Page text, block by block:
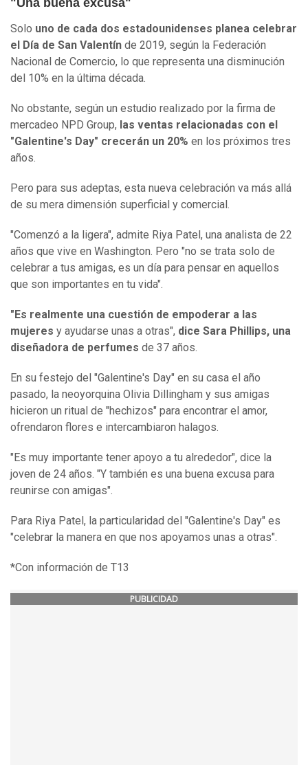
"Una buena excusa"
Solo uno de cada dos estadounidenses planea celebrar
el Día de San Valentín de 2019, según la Federación
Nacional de Comercio, lo que representa una disminución
del 10% en la última década.
No obstante, según un estudio realizado por la firma de
mercadeo NPD Group, las ventas relacionadas con el
"Galentine's Day" crecerán un 20% en los próximos tres
años.
Pero para sus adeptas, esta nueva celebración va más allá
de su mera dimensión superficial y comercial.
"Comenzó a la ligera", admite Riya Patel, una analista de 22
años que vive en Washington. Pero "no se trata solo de
celebrar a tus amigas, es un día para pensar en aquellos
que son importantes en tu vida".
"Es realmente una cuestión de empoderar a las
mujeres y ayudarse unas a otras", dice Sara Phillips, una
diseñadora de perfumes de 37 años.
En su festejo del "Galentine's Day" en su casa el año
pasado, la neoyorquina Olivia Dillingham y sus amigas
hicieron un ritual de "hechizos" para encontrar el amor,
ofrendaron flores e intercambiaron halagos.
"Es muy importante tener apoyo a tu alrededor", dice la
joven de 24 años. "Y también es una buena excusa para
reunirse con amigas".
Para Riya Patel, la particularidad del "Galentine's Day" es
"celebrar la manera en que nos apoyamos unas a otras".
*Con información de T13
PUBLICIDAD